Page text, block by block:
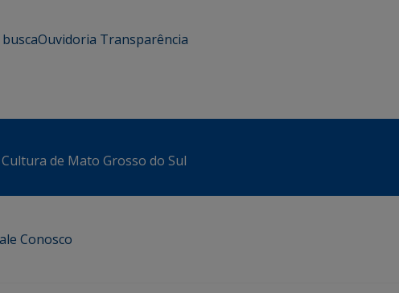
Ouvidoria Transparência
de Mato Grosso do Sul
Conosco